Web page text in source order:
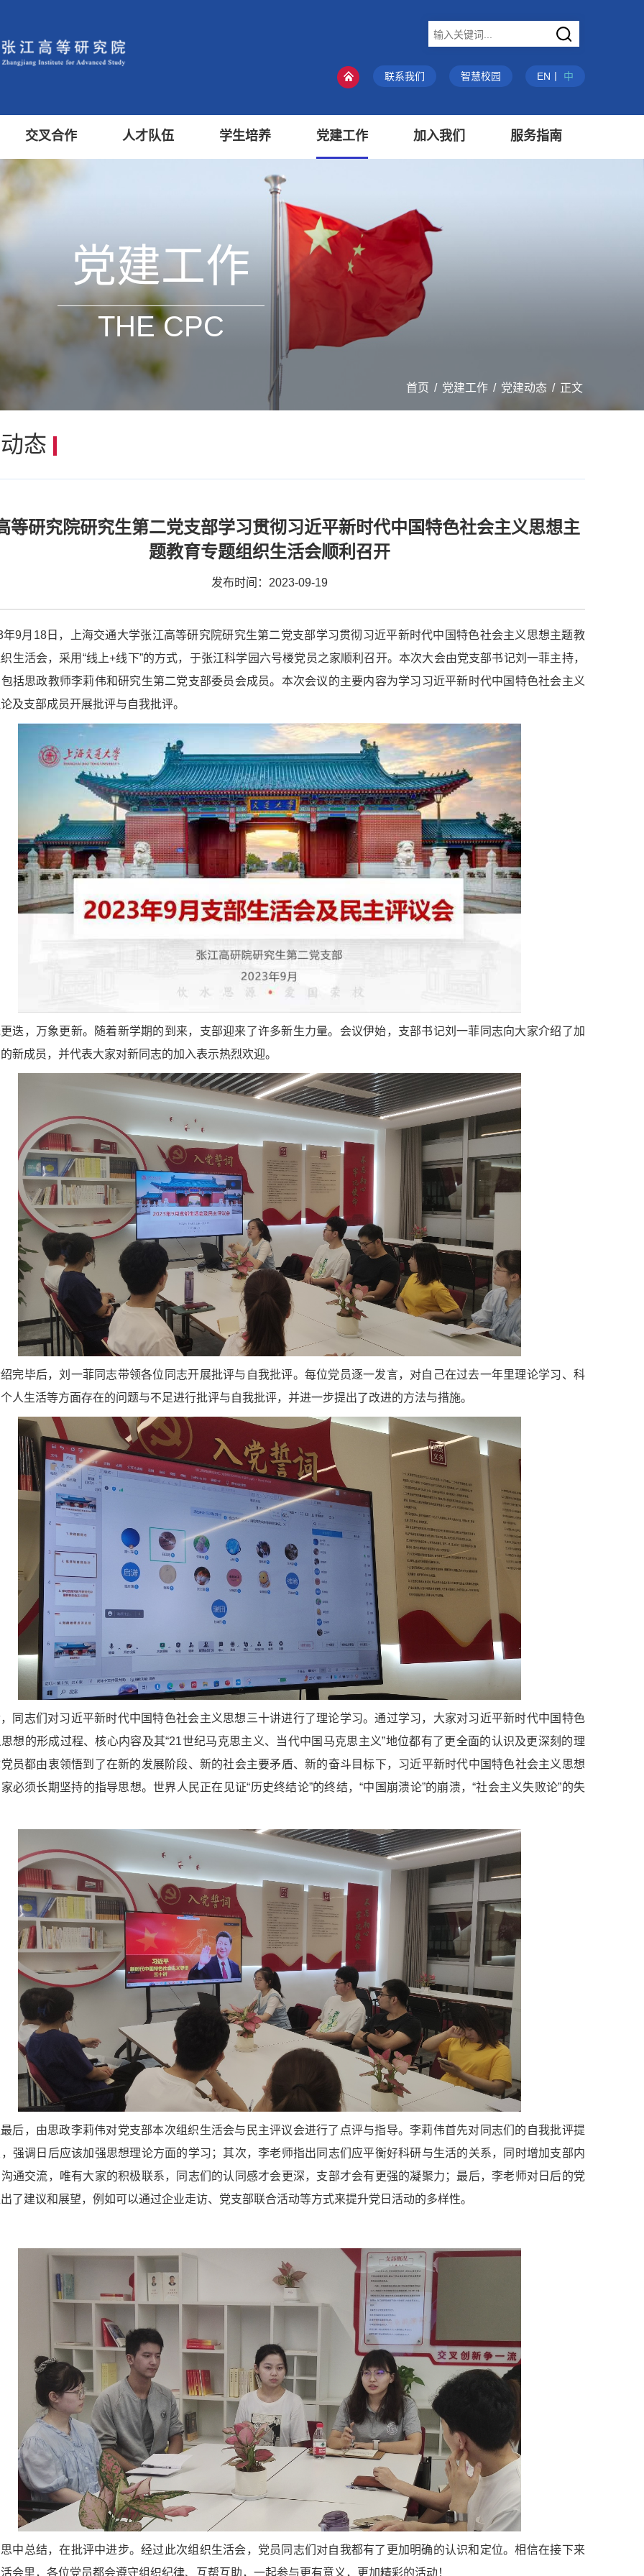
联系我们 智慧校园 EN 中
交叉合作 人才队伍 学生培养 党建工作 加入我们 服务指南
党建工作
THE CPC
首页 / 党建工作 / 党建动态 / 正文
态
等研究院研究生第二党支部学习贯彻习近平新时代中国特色社会主义思想主
题教育专题组织生活会顺利召开
发布时间：2023-09-19
年9月18日，上海交通大学张江高等研究院研究生第二党支部学习贯彻习近平新时代中国特色社会主义思想主题教
生活会，采用“线上+线下”的方式，于张江科学园六号楼党员之家顺利召开。本次大会由党支部书记刘一菲主持，
括思政教师李莉伟和研究生第二党支部委员会成员。本次会议的主要内容为学习习近平新时代中国特色社会主义
及支部成员开展批评与自我批评。
更迭，万象更新。随着新学期的到来，支部迎来了许多新生力量。会议伊始，支部书记刘一菲同志向大家介绍了加
新成员，并代表大家对新同志的加入表示热烈欢迎。
完毕后，刘一菲同志带领各位同志开展批评与自我批评。每位党员逐一发言，对自己在过去一年里理论学习、科
人生活等方面存在的问题与不足进行批评与自我批评，并进一步提出了改进的方法与措施。
，同志们对习近平新时代中国特色社会主义思想三十讲进行了理论学习。通过学习，大家对习近平新时代中国特色
想的形成过程、核心内容及其“21世纪马克思主义、当代中国马克思主义”地位都有了更全面的认识及更深刻的理
员都由衷领悟到了在新的发展阶段、新的社会主要矛盾、新的奋斗目标下，习近平新时代中国特色社会主义思想
必须长期坚持的指导思想。世界人民正在见证“历史终结论”的终结，“中国崩溃论”的崩溃，“社会主义失败论”的失
后，由思政李莉伟对党支部本次组织生活会与民主评议会进行了点评与指导。李莉伟首先对同志们的自我批评提
强调日后应该加强思想理论方面的学习；其次，李老师指出同志们应平衡好科研与生活的关系，同时增加支部内
通交流，唯有大家的积极联系，同志们的认同感才会更深，支部才会有更强的凝聚力；最后，李老师对日后的党
了建议和展望，例如可以通过企业走访、党支部联合活动等方式来提升党日活动的多样性。
中总结，在批评中进步。经过此次组织生活会，党员同志们对自我都有了更加明确的认识和定位。相信在接下来
会里，各位党员都会遵守组织纪律、互帮互助，一起参与更有意义，更加精彩的活动！